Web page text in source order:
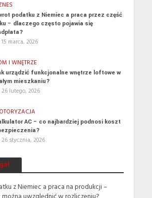
podatku z Niemiec a praca przez część
– dlaczego często pojawia się
15 marca, 2026
I WNĘTRZE
urządzić funkcjonalne wnętrze loftowe w
mieszkaniu?
26 lutego, 2026
AC – co najbardziej podnosi koszt
26 stycznia, 2026
z Niemiec a praca na produkcji –